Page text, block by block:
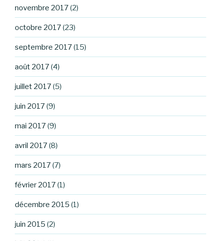
novembre 2017(2)
octobre 2017(23)
septembre 2017(15)
août 2017(4)
juillet 2017(5)
juin 2017(9)
mai 2017(9)
avril 2017(8)
mars 2017(7)
février 2017(1)
décembre 2015 (1)
juin 2015 (2)